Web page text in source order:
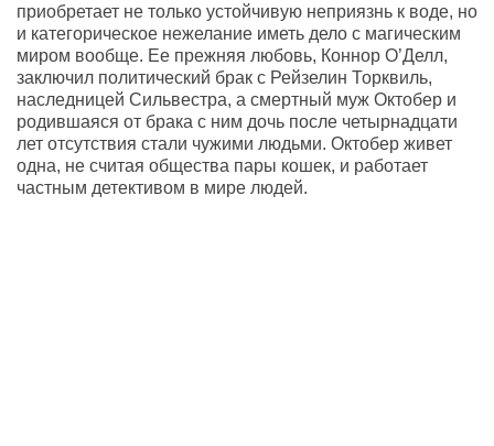
приобретает не только устойчивую неприязнь к воде, но
и категорическое нежелание иметь дело с магическим
миром вообще. Ее прежняя любовь, Коннор О’Делл,
заключил политический брак с Рейзелин Торквиль,
наследницей Сильвестра, а смертный муж Октобер и
родившаяся от брака с ним дочь после четырнадцати
лет отсутствия стали чужими людьми. Октобер живет
одна, не считая общества пары кошек, и работает
частным детективом в мире людей.